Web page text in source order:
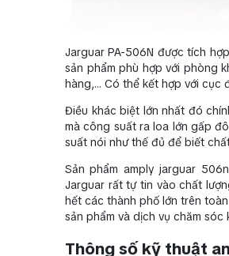
Jarguar PA-506N được tích
sản phẩm phù hợp với phòng
hàng,… Có thể kết hợp với cục
Điều khác biệt lớn nhất đó
mà công suất ra loa lớn gấp
suất nói như thế đủ để biết
Sản phẩm amply jarguar
Jarguar rất tự tin vào chất
hết các thành phố lớn trên
sản phẩm và dịch vụ chăm
Thông số kỹ thuật